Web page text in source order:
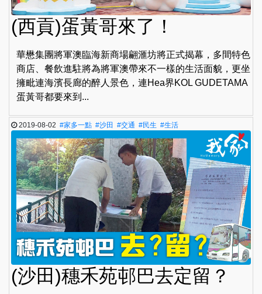
(西貢)蛋黃哥來了！
華懋集團將軍澳臨海新商場翩滙坊將正式揭幕，多間特色
商店、餐飲進駐將為將軍澳帶來不一樣的生活面貌，更坐
擁毗連海濱長廊的醉人景色，連Hea界KOL GUDETAMA
蛋黃哥都要來到...
2019-08-02#家多一點 #沙田 #交通 #民生 #生活
(沙田)穗禾苑邨巴去定留？